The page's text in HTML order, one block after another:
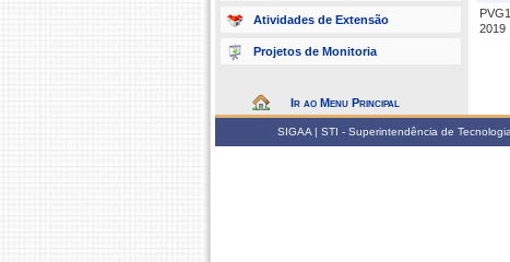
Atividades de Extensão
Projetos de Monitoria
Ir ao Menu Principal
2019
SIGAA | STI - Superintendência de